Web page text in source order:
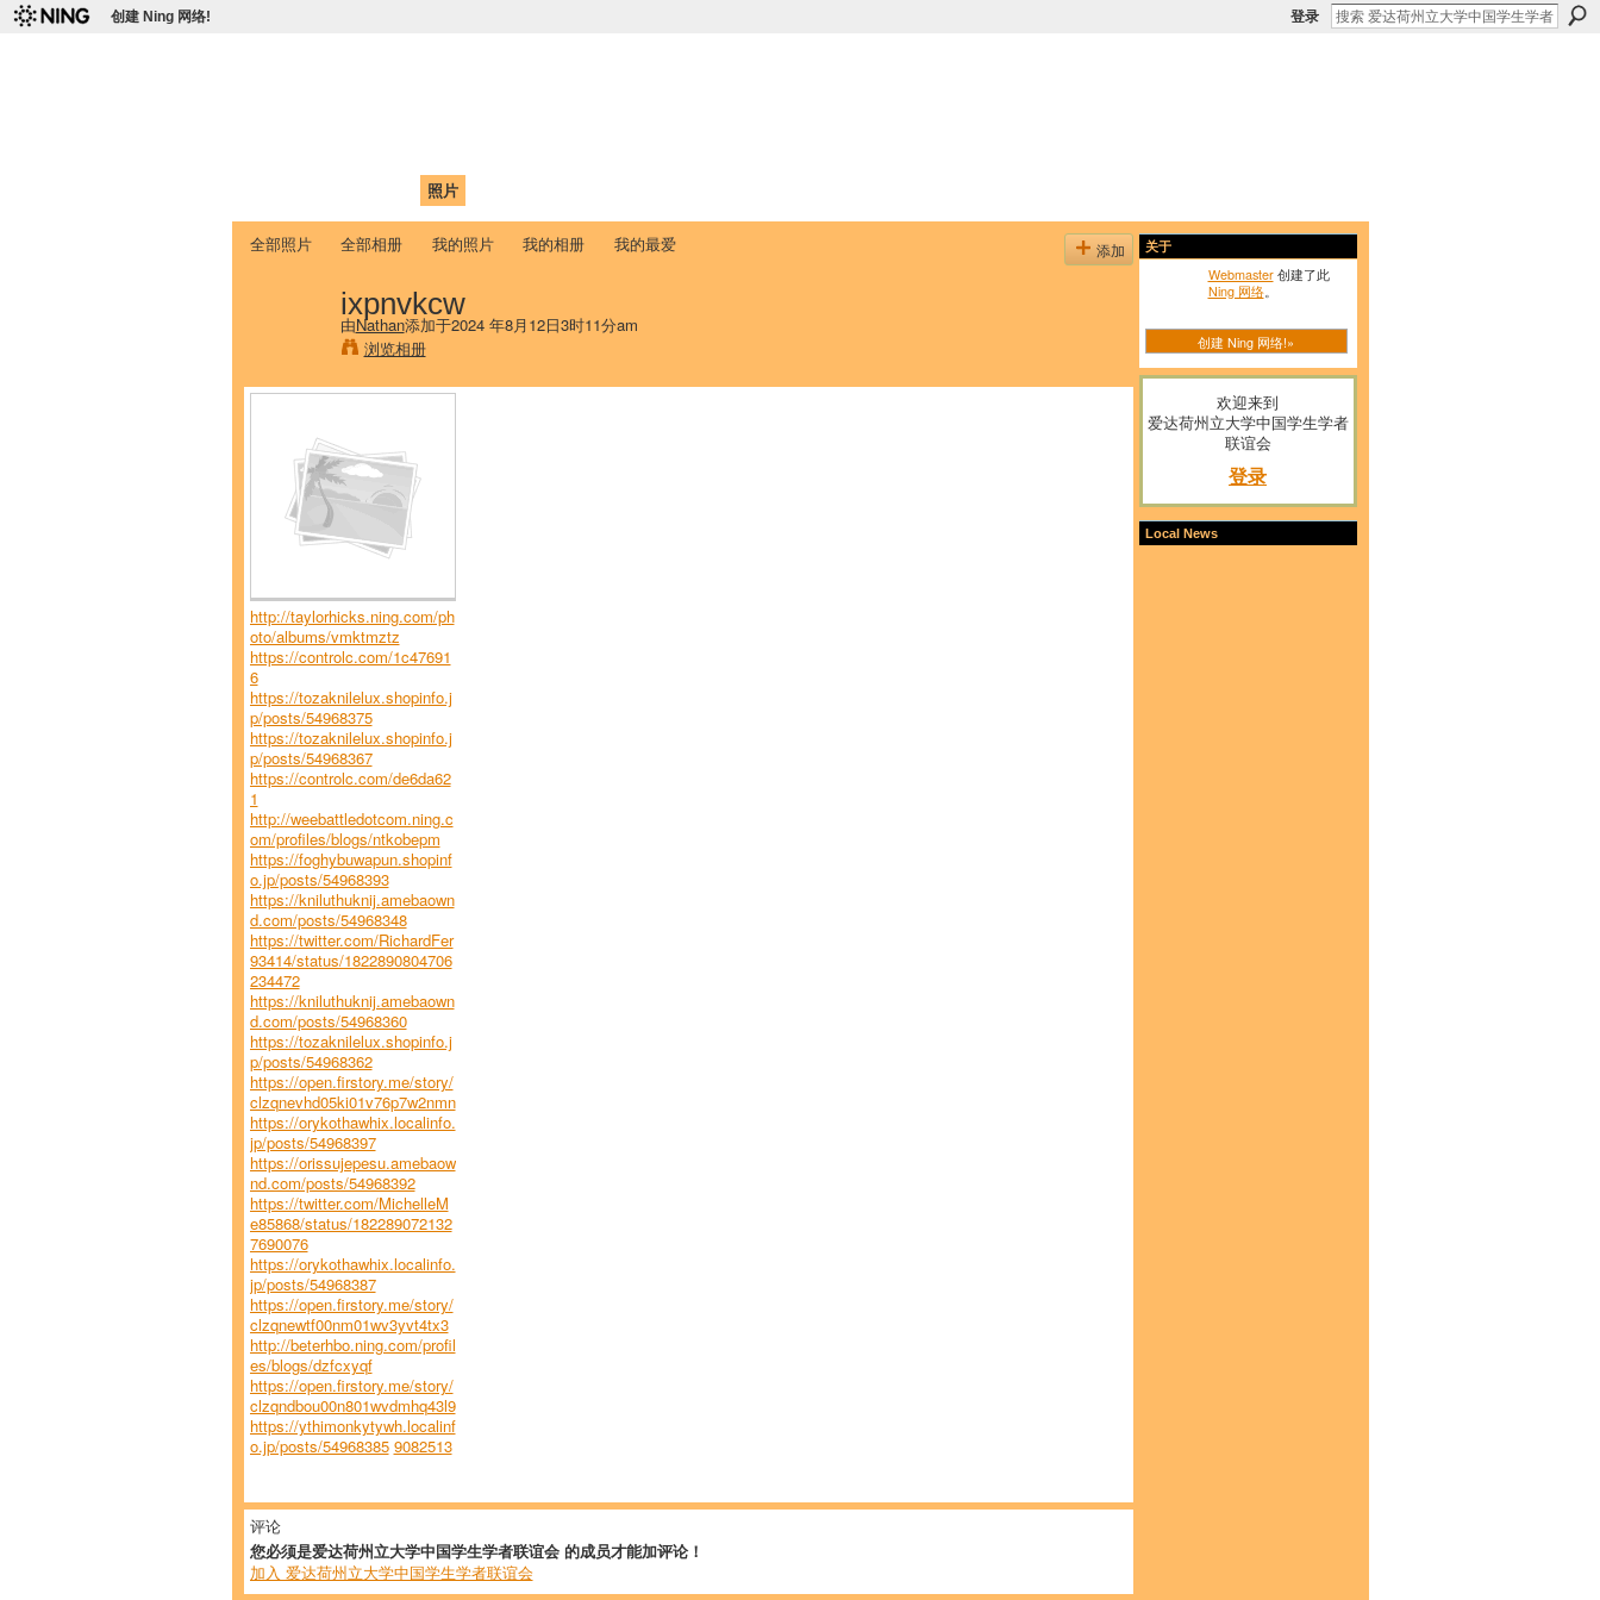
创建 Ning 网络! 登录
照片
全部照片 全部相册 我的照片 我的相册 我的最爱 添加
ixpnvkcw
由Nathan添加于2024 年8月12日3时11分am
浏览相册
http://taylorhicks.ning.com/ph
oto/albums/vmktmztz
https://controlc.com/1c47691
6
https://tozaknilelux.shopinfo.j
p/posts/54968375
https://tozaknilelux.shopinfo.j
p/posts/54968367
https://controlc.com/de6da62
1
http://weebattledotcom.ning.c
om/profiles/blogs/ntkobepm
https://foghybuwapun.shopinf
o.jp/posts/54968393
https://kniluthuknij.amebaown
d.com/posts/54968348
https://twitter.com/RichardFer
93414/status/1822890804706
234472
https://kniluthuknij.amebaown
d.com/posts/54968360
https://tozaknilelux.shopinfo.j
p/posts/54968362
https://open.firstory.me/story/
clzqnevhd05ki01v76p7w2nmn
https://orykothawhix.localinfo.
jp/posts/54968397
https://orissujepesu.amebaow
nd.com/posts/54968392
https://twitter.com/MichelleM
e85868/status/182289072132
7690076
https://orykothawhix.localinfo.
jp/posts/54968387
https://open.firstory.me/story/
clzqnewtf00nm01wv3yvt4tx3
http://beterhbo.ning.com/profil
es/blogs/dzfcxyqf
https://open.firstory.me/story/
clzqndbou00n801wvdmhq43l9
https://ythimonkytywh.localinf
o.jp/posts/54968385 9082513
评论
您必须是爱达荷州立大学中国学生学者联谊会 的成员才能加评论！
加入 爱达荷州立大学中国学生学者联谊会
关于
Webmaster创建了此
Ning 网络。
创建 Ning 网络!»
欢迎来到
爱达荷州立大学中国学生学者
联谊会
登录
Local News